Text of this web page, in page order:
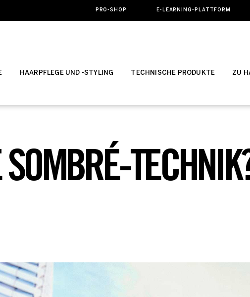
PRO-SHOP E-LEARNING-PLATTFORM
HAARPFLEGE UND -STYLING TECHNISCHE PRODUKTE ZU